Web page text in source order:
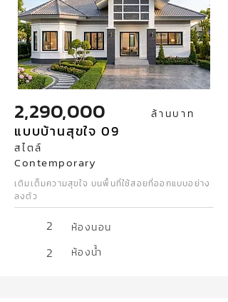
2,290,000 ล้านบาท
แบบบ้านสุขใจ 09
สไตล์
Contemporary
เติมเต็มความสุขใจ บนพื้นที่ใช้สอยที่ออกแบบอย่าง
ลงตัว
2 ห้องนอน
2 ห้องน้ำ